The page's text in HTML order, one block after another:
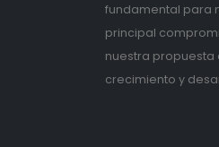
fundamental para
principal
nuestra
crecimiento y